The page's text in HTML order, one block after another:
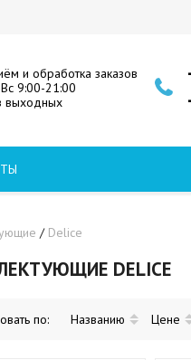
и обработка заказов
9:00-21:00
выходных
/ Delice
DELICE
по: Названию Цене